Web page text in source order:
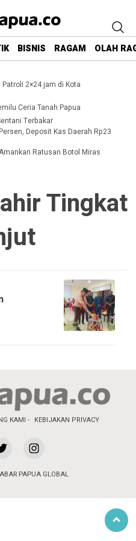
BISNIS RAGAM OLAH
2×24 jam di Kota
Ceria Tanah Papua
Terbakar
Deposit Kas Daerah Rp23
Ratusan Botol Miras
Tingkat
KAMI KEBIJAKAN PRIVACY
PAPUA GLOBAL